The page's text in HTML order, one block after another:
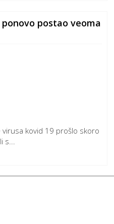
postao veoma
kovid 19 prošlo skoro
s...